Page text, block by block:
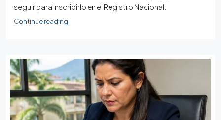
seguir para inscribirlo en el Registro Nacional.
Continue reading